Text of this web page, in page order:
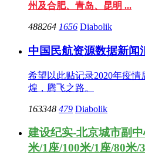
州及合肥、青岛、昆明 ...
488264 1656 Diabolik
中国民航资源数据新闻
希望以此贴记录2020年疫
煌，腾飞之路。
163348 479 Diabolik
建设纪实-北京城市副
米/1座/100米/1座/80米/